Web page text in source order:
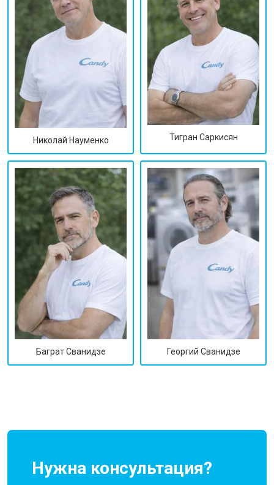
Николай Науменко Тигран Саркисян
Баграт Сванидзе Георгий Сванидзе
Нужна консультация?